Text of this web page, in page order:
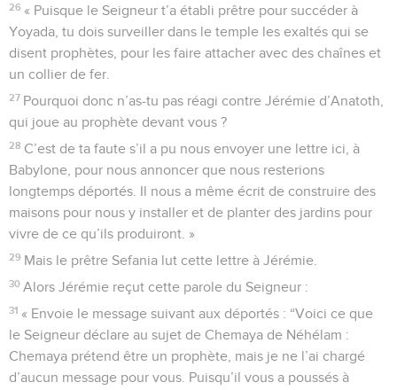
26 « Puisque le Seigneur t’a établi prêtre pour succéder à
Yoyada, tu dois surveiller dans le temple les exaltés qui se
disent prophètes, pour les faire attacher avec des chaînes et
un collier de fer.
27 Pourquoi donc n’as-tu pas réagi contre Jérémie d’Anatoth,
qui joue au prophète devant vous ?
28 C’est de ta faute s’il a pu nous envoyer une lettre ici, à
Babylone, pour nous annoncer que nous resterions
longtemps déportés. Il nous a même écrit de construire des
maisons pour nous y installer et de planter des jardins pour
vivre de ce qu’ils produiront. »
29 Mais le prêtre Sefania lut cette lettre à Jérémie.
30 Alors Jérémie reçut cette parole du Seigneur :
31 « Envoie le message suivant aux déportés : “Voici ce que
le Seigneur déclare au sujet de Chemaya de Néhélam :
Chemaya prétend être un prophète, mais je ne l’ai chargé
d’aucun message pour vous. Puisqu’il vous a poussés à